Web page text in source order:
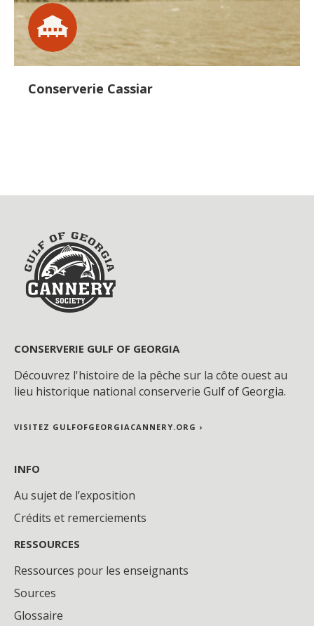
Conserverie Cassiar
CONSERVERIE GULF OF GEORGIA
Découvrez l'histoire de la pêche sur la côte ouest au
lieu historique national conserverie Gulf of Georgia.
VISITEZ GULFOFGEORGIACANNERY.ORG ›
INFO
Au sujet de l’exposition
Crédits et remerciements
RESSOURCES
Ressources pour les enseignants
Sources
Glossaire